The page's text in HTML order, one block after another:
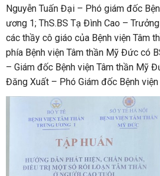
Nguyễn Tuấn Đại – Phó giám đốc
ương 1; ThS.BS Tạ Đình Cao –
các thầy cô giáo của Bệnh viện Tâm
phía Bệnh viện Tâm thần Mỹ Đức có
– Giám đốc Bệnh viện Tâm thần Mỹ
Đăng Xuất – Phó Giám đốc Bệnh